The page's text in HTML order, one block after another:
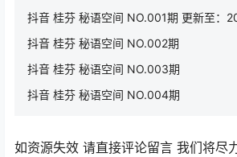
抖音 桂芬 秘语空间 NO.001期 更新至：
抖音 桂芬 秘语空间 NO.002期
抖音 桂芬 秘语空间 NO.003期
抖音 桂芬 秘语空间 NO.004期
如资源失效 请直接评论留言 我们将尽